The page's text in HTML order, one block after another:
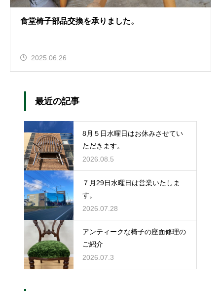
食堂椅子部品交換を承りました。
2025.06.26
最近の記事
8月５日水曜日はお休みさせてい
ただきます。
2026.08.5
７月29日水曜日は営業いたしま
す。
2026.07.28
アンティークな椅子の座面修理の
ご紹介
2026.07.3